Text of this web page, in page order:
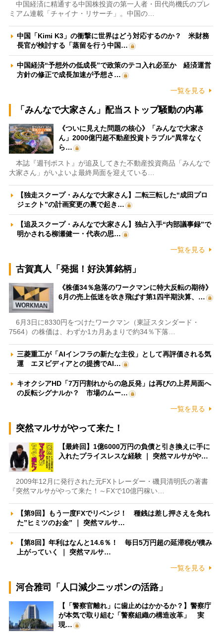
中国経済に精通する中国株投資の第一人者・田代尚機氏のプレ
ミアム連載「チャイナ・リサーチ」。中国の…
中国「Kimi K3」の衝撃に世界はどう対応するのか？ 米財務
長官が検討する「蒸留を行う中国…
中国経済“予想外の低成長”で政策のテコ入れ必至か 経済運営
方針の修正で成長加速が予想さ…
一覧を見る
「みんなで大家さん」配当ストップ騒動の内幕
《ついに見えた問題の核心》「みんなで大家さ
ん」2000億円超不動産投資トラブル“異常なく
ら…
本誌『週刊ポスト』が追及してきた不動産投資商品「みんなで
大家さん」がいよいよ最終局面を迎えている…
【独走スクープ・みんなで大家さん】二転三転した“成田プロ
ジェクト”の計画変更の裏で起き…
【追及スクープ・みんなで大家さん】独占入手“内部議事録”で
明かされる柳瀬健一・代表の思…
一覧を見る
古賀真人「発掘！好決算銘柄」
《株価34％急落のワークマンに特大反転の期待》
6月の売上低迷を吹き飛ばす第1四半期決算、…
6月3日に8330円をつけたワークマン（東証スタンダード・
7564）の株価は、わずか1カ月あまりで約34％下落…
三菱重工が「AIインフラの新たな主役」として再評価される気
運 エヌビディアとの提携でAI…
キオクシアHD「7万円割れからの急反発」は再びの上昇局面へ
の反転シグナルか？ 市場のムー…
一覧を見る
突然マルサがやって来た！
【最終回】1億6000万円の負債と引き換えに手に
入れたプライスレスな経験 ｜ 突然マルサがや…
2009年12月に発行された元FXトレーダー・磯貝清明氏の著書
『突然マルサがやって来た！～FXで10億円稼い…
【第9回】もう一度FXでリベンジ！ 種銭は差し押さえを免れ
た”ヒミツのお金” ｜ 突然マルサ…
【第8回】年利はなんと14.6％！ 毎日5万円超の延滞税が積み
上がっていく ｜ 突然マルサ…
一覧を見る
河合雅司「人口減少ニッポンの活路」
【「警察官離れ」に歯止めはかかるか？】警察庁
が本気で取り組む「警察組織の構造改革」 実
現…